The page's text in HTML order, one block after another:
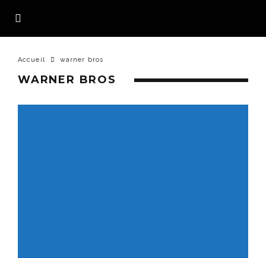
Accueil warner bros
WARNER BROS